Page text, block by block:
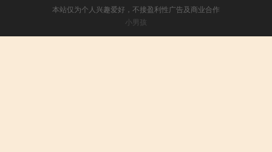
本站仅为个人兴趣爱好，不接盈利性广告及商业合作
小男孩